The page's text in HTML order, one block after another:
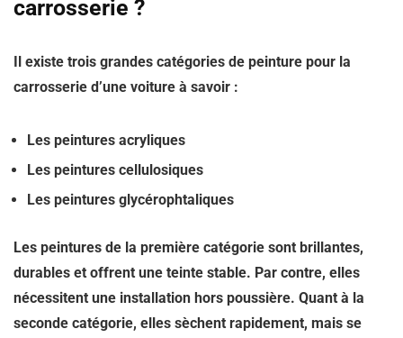
carrosserie ?
Il existe trois grandes catégories de peinture pour la
carrosserie d’une voiture à savoir :
Les peintures acryliques
Les peintures cellulosiques
Les peintures glycérophtaliques
Les peintures de la première catégorie sont brillantes,
durables et offrent une teinte stable. Par contre, elles
nécessitent une installation hors poussière. Quant à la
seconde catégorie, elles sèchent rapidement, mais se